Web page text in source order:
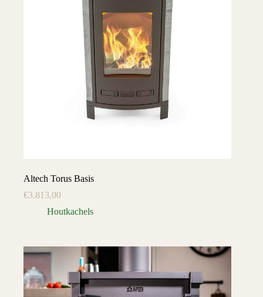
Altech Torus Basis
€3.813,00
Houtkachels